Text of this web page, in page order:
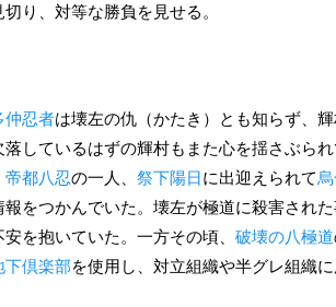
切り、対等な勝負を見せる。
仲忍者は壊左の仇（かたき）とも知らず、
しているはずの輝村もまた心を揺さぶら
帝都八忍の一人、 祭下陽日に出迎えられて
をつかんでいた。壊左が極道に殺害され
を抱いていた。一方その頃、 破壊の八極道
下倶楽部を使用し、対立組織や半グレ組織